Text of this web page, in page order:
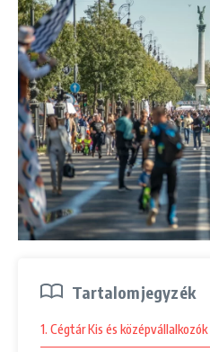
Tartalomjegyzék
1. Cégtár Kis és